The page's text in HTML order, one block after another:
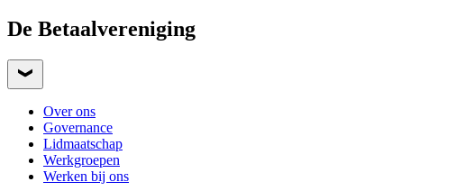
De Betaalvereniging
Over ons
Governance
Lidmaatschap
Werkgroepen
Werken bij ons